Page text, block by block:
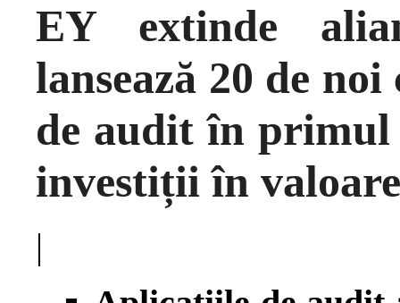
EY extinde
lansează 20 de
de audit în
investiții în
|